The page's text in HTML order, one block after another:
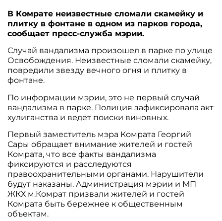
В Комрате неизвестные сломали скамейку и
плитку в фонтане в одном из парков города,
сообщает пресс-служба мэрии.
Случай вандализма произошел в парке по улице
Освобождения. Неизвестные сломали скамейку,
повредили звезду вечного огня и плитку в
фонтане.
По информации мэрии, это не первый случай
вандализма в парке. Полиция зафиксировала акт
хулиганства и ведет поиски виновных.
Первый заместитель мэра Комрата Георгий
Сары обращает внимание жителей и гостей
Комрата, что все факты вандализма
фиксируются и расследуются
правоохранительными органами. Нарушители
будут наказаны. Администрация мэрии и МП
ЖКХ м.Комрат призвали жителей и гостей
Комрата быть бережнее к общественным
объектам.